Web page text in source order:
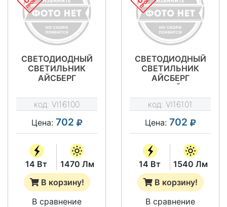
СВЕТОДИОДНЫЙ
СВЕТИЛЬНИК
АЙСБЕРГ
1Х36 14 ВТ - VILED
СС 03-У-С-14-
1190.65.15-4-0-65
код: VI16100
Цена: 702
14 Вт
1470 Лм
В корзину!
В сравнение
СВЕТОДИОДНЫЙ
СВЕТИЛЬНИК
АЙСБЕРГ
КОЛОТЫЙ ЛЕД
1Х36 14 ВТ - VILED
СС 03-У-К-14-
1190.65.15-4-0-65
код: VI16101
Цена: 702
14 Вт
1540 Лм
В корзину!
В сравнение